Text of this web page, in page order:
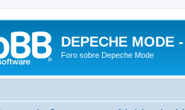
DEPECHE MODE
Foro sobre Depeche Mode